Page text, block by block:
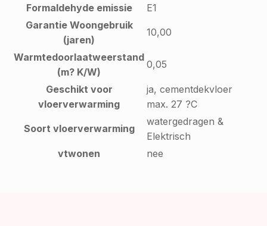
Formaldehyde emissie
E1
Garantie Woongebruik
(jaren)
10,00
Warmtedoorlaatweerstand
(m? K/W)
0,05
Geschikt voor
vloerverwarming
ja, cementdekvloer
max. 27 ?C
Soort vloerverwarming
watergedragen &
Elektrisch
vtwonen
nee